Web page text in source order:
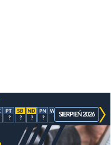
? ? ? ? ? ? ? ?
SIERPIEŃ 2026